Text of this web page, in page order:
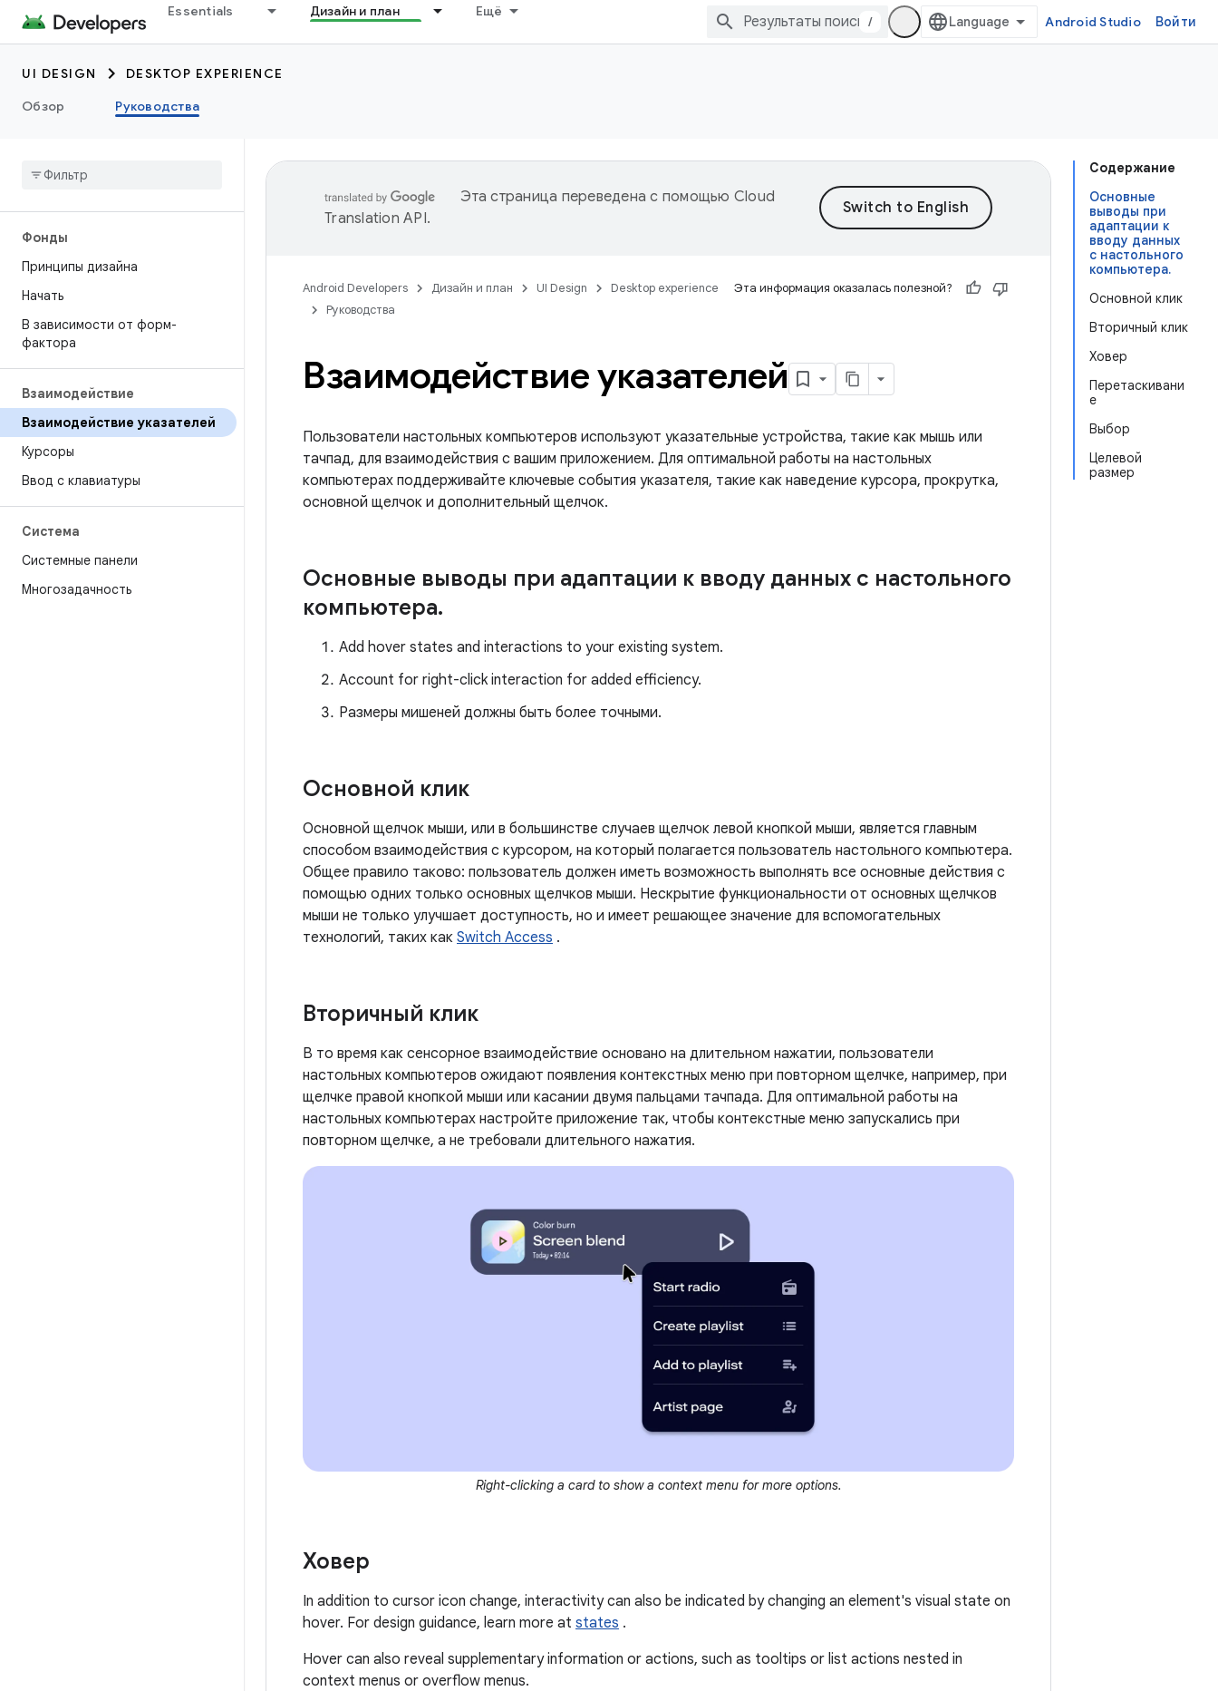
Essentials Дизайн и план Ещё
/ Android Studio Войти
UI DESIGN
DESKTOP EXPERIENCE
Обзор
Руководства
Фонды
Принципы дизайна
Начать
В зависимости от форм-
фактора
Взаимодействие
Взаимодействие указателей
Курсоры
Ввод с клавиатуры
Система
Системные панели
Многозадачность
Содержание
Основные
выводы при
адаптации к
вводу данных
с настольного
компьютера.
Основной клик
Вторичный клик
Ховер
Перетаскивани
е
Выбор
Целевой
размер
Эта страница переведена с помощью Cloud
Translation API.
Android Developers Дизайн и план UI Design
Desktop experience
Руководства
Эта информация оказалась полезной?
Взаимодействие указателей
Пользователи настольных компьютеров используют указательные устройства, такие как мышь или
тачпад, для взаимодействия с вашим приложением. Для оптимальной работы на настольных
компьютерах поддерживайте ключевые события указателя, такие как наведение курсора, прокрутка,
основной щелчок и дополнительный щелчок.
Основные выводы при адаптации к вводу данных с настольного
компьютера.
Add hover states and interactions to your existing system.
Account for right-click interaction for added efficiency.
Размеры мишеней должны быть более точными.
Основной клик
Основной щелчок мыши, или в большинстве случаев щелчок левой кнопкой мыши, является главным
способом взаимодействия с курсором, на который полагается пользователь настольного компьютера.
Общее правило таково: пользователь должен иметь возможность выполнять все основные действия с
помощью одних только основных щелчков мыши. Нескрытие функциональности от основных щелчков
мыши не только улучшает доступность, но и имеет решающее значение для вспомогательных
технологий, таких как Switch Access .
Вторичный клик
В то время как сенсорное взаимодействие основано на длительном нажатии, пользователи
настольных компьютеров ожидают появления контекстных меню при повторном щелчке, например, при
щелчке правой кнопкой мыши или касании двумя пальцами тачпада. Для оптимальной работы на
настольных компьютерах настройте приложение так, чтобы контекстные меню запускались при
повторном щелчке, а не требовали длительного нажатия.
Right-clicking a card to show a context menu for more options.
Ховер
In addition to cursor icon change, interactivity can also be indicated by changing an element's visual state on
hover. For design guidance, learn more at states .
Hover can also reveal supplementary information or actions, such as tooltips or list actions nested in
context menus or overflow menus.